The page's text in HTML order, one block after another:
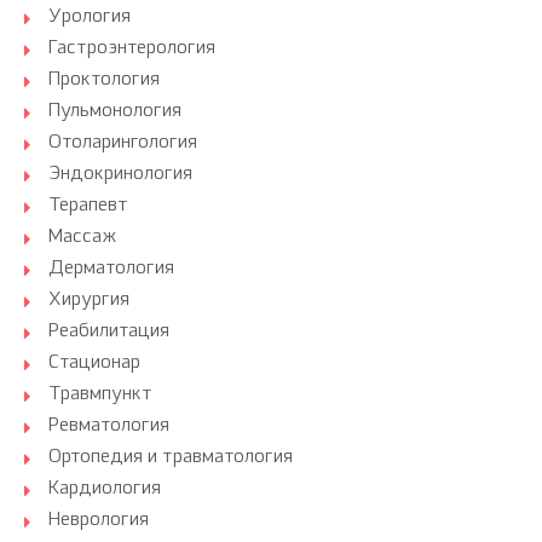
Урология
Гастроэнтерология
Проктология
Пульмонология
Отоларингология
Эндокринология
Терапевт
Массаж
Дерматология
Хирургия
Реабилитация
Стационар
Травмпункт
Ревматология
Ортопедия и травматология
Кардиология
Неврология